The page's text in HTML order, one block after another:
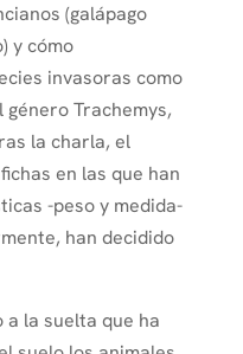
(galápago
y cómo
invasoras como
Trachemys,
la charla, el
en las que han
-peso y medida-
han decidido
a la suelta que ha